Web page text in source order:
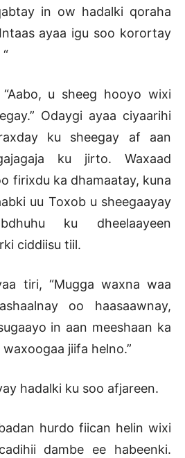
in ow hadalki qoraha
ayaa igu soo korortay
u sheeg hooyo wixi
Odaygi ayaa ciyaarihi
ku sheegay af aan
ku jirto. Waxaad
firixdu ka dhamaatay, kuna
uu Toxob u sheegaayay
ku dheelaayeen
ciddiisu tiil.
tiri, “Mugga waxna waa
oo haasaawnay,
in aan meeshaan ka
jiifa helno.”
hadalki ku soo afjareen.
hurdo fiican helin wixi
dambe ee habeenki.